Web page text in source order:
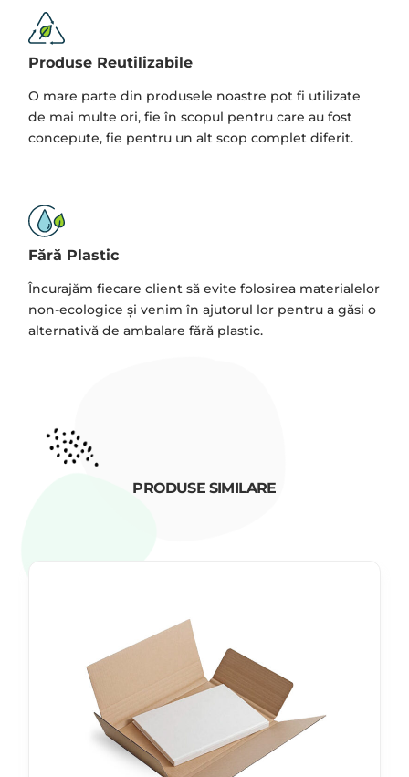
Produse Reutilizabile
O mare parte din produsele noastre pot fi utilizate
de mai multe ori, fie în scopul pentru care au fost
concepute, fie pentru un alt scop complet diferit.
Fără Plastic
Încurajăm fiecare client să evite folosirea materialelor
non-ecologice și venim în ajutorul lor pentru a găsi o
alternativă de ambalare fără plastic.
PRODUSE SIMILARE